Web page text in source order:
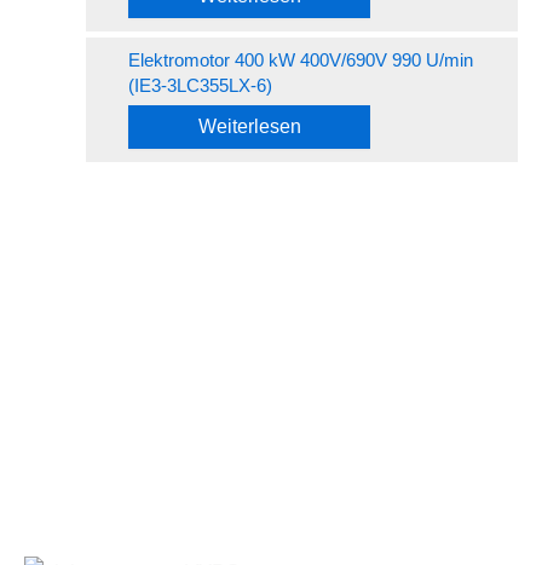
Elektromotor 400 kW 400V/690V 990 U/min
(IE3-3LC355LX-6)
Weiterlesen